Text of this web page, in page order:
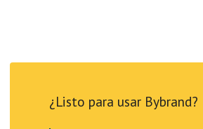
¿Listo para usar Bybrand?